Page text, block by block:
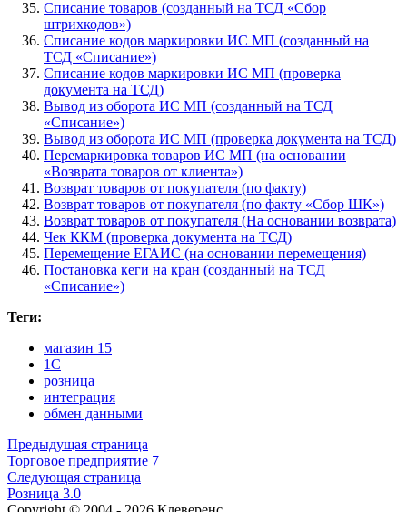
Списание товаров (созданный на ТСД «Сбор
штрихкодов»)
Списание кодов маркировки ИС МП (созданный на
ТСД «Списание»)
Списание кодов маркировки ИС МП (проверка
документа на ТСД)
Вывод из оборота ИС МП (созданный на ТСД
«Списание»)
Вывод из оборота ИС МП (проверка документа на ТСД)
Перемаркировка товаров ИС МП (на основании
«Возврата товаров от клиента»)
Возврат товаров от покупателя (по факту)
Возврат товаров от покупателя (по факту «Сбор ШК»)
Возврат товаров от покупателя (На основании возврата)
Чек ККМ (проверка документа на ТСД)
Перемещение ЕГАИС (на основании перемещения)
Постановка кеги на кран (созданный на ТСД
«Списание»)
Теги:
магазин 15
1С
розница
интеграция
обмен данными
Предыдущая страница
Торговое предприятие 7
Следующая страница
Розница 3.0